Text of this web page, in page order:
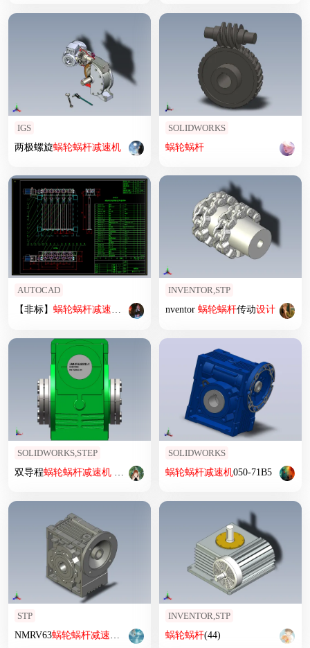
IGS
两极螺旋蜗轮蜗杆减速机
SOLIDWORKS
蜗轮蜗杆
AUTOCAD
【非标】 蜗轮蜗杆减速机 -全套CAD图
INVENTOR,STP
nventor 蜗轮蜗杆传动设计
SOLIDWORKS,STEP
双导程蜗轮蜗杆减速机63款
SOLIDWORKS
蜗轮蜗杆减速机050-71B5
STP
NMRV63蜗轮蜗杆减速机 -A0
INVENTOR,STP
蜗轮蜗杆(44)